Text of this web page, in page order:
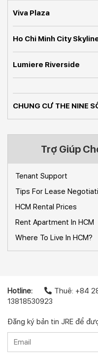
Viva Plaza
Ho Chi Minh City
Lumiere Riverside
CHUNG CƯ THE NINE
Trợ Giúp
Tenant Support
Tips For Lease
HCM Rental Prices
Rent Apartment In HCM
Where To Live In HCM?
Hotline: Thuê: +84
13818530923
Đăng ký bản tin JRE để